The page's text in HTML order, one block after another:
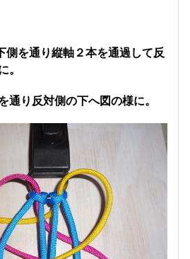
側を通り縦軸２本を通過して反
通り反対側の下へ図の様に。